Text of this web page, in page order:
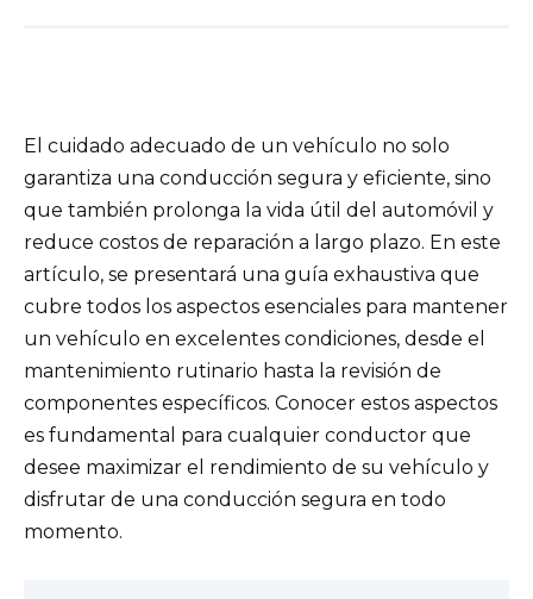
El cuidado adecuado de un vehículo no solo
garantiza una conducción segura y eficiente, sino
que también prolonga la vida útil del automóvil y
reduce costos de reparación a largo plazo. En este
artículo, se presentará una guía exhaustiva que
cubre todos los aspectos esenciales para mantener
un vehículo en excelentes condiciones, desde el
mantenimiento rutinario hasta la revisión de
componentes específicos. Conocer estos aspectos
es fundamental para cualquier conductor que
desee maximizar el rendimiento de su vehículo y
disfrutar de una conducción segura en todo
momento.